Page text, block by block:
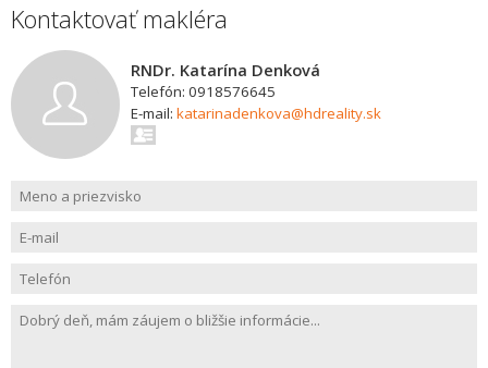
Kontaktovať makléra
RNDr. Katarína Denková
Telefón: 0918576645
E-mail: katarinadenkova@hdreality.sk